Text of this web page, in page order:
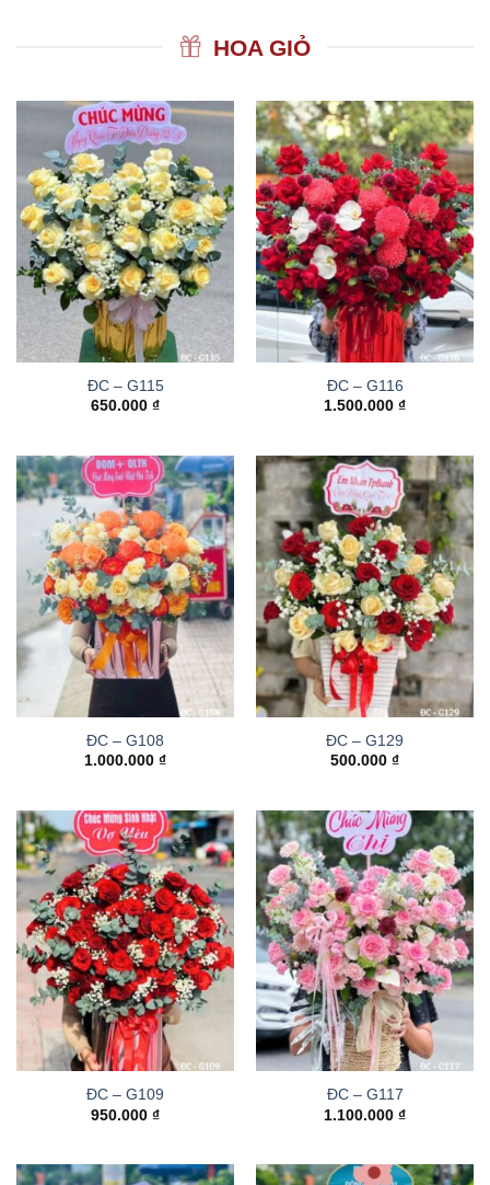
HOA GIỎ
ĐC – G115
650.000 ₫
ĐC – G116
1.500.000 ₫
ĐC – G108
1.000.000 ₫
ĐC – G129
500.000 ₫
ĐC – G109
950.000 ₫
ĐC – G117
1.100.000 ₫